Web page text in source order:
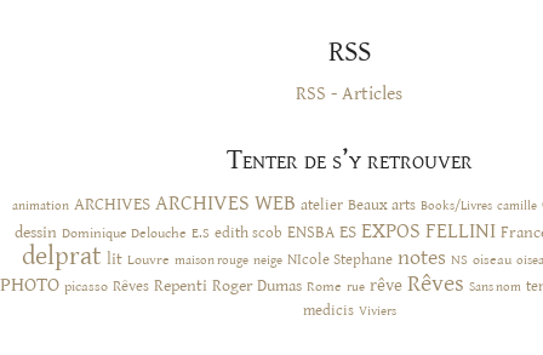
RSS
RSS - Articles
Tenter de s’y retrouver
animation ARCHIVES ARCHIVES WEB atelier Beaux arts Books/Livres camille
dessin Dominique Delouche E.S edith scob ENSBA ES EXPOS FELLINI
delprat lit Louvre maison rouge neige NIcole Stephane notes NS oiseau
PHOTO picasso Rêves Repenti Roger Dumas Rome rue rêve Rêves Sans nom
medicis Viviers